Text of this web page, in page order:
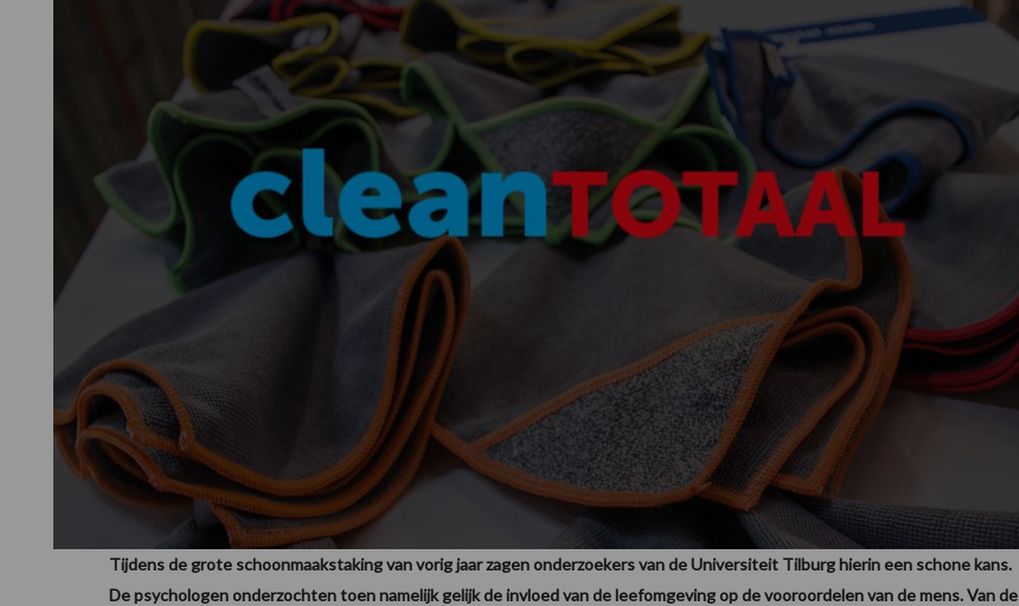
Tijdens de grote schoonmaakstaking van vorig jaar zagen onderzoekers van de Universiteit Tilburg hierin een schone kans.
De psychologen onderzochten toen namelijk gelijk de invloed van de leefomgeving op de vooroordelen van de mens. Van de